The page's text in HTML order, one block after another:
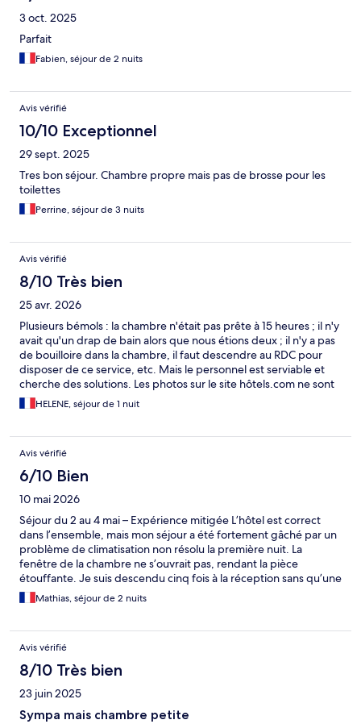
3 oct. 2025
Parfait
Fabien, séjour de 2 nuits
Avis vérifié
10/10 Exceptionnel
29 sept. 2025
Tres bon séjour. Chambre propre mais pas de brosse pour les
toilettes
Perrine, séjour de 3 nuits
Avis vérifié
8/10 Très bien
25 avr. 2026
Plusieurs bémols : la chambre n'était pas prête à 15 heures ; il n'y
avait qu'un drap de bain alors que nous étions deux ; il n'y a pas
de bouilloire dans la chambre, il faut descendre au RDC pour
disposer de ce service, etc. Mais le personnel est serviable et
cherche des solutions. Les photos sur le site hôtels.com ne sont
pas conformes à la réalité : la plupart des chambres n'ont
aucune vue sur l'extérieur, juste une sorte de cour intérieure très
choc en arrivant. Hôtel moderne high tech y compris pour
l'éclairage de la chambre et de la salle de bain qui sont difficiles
à dissocier... Climatisation réglable ; les fenêtres sont fixes, pas
d'ouverture possible. Les réfractaires aux technologies doivent
s'abstenir, les claustrophobes aussi.
HELENE, séjour de 1 nuit
Avis vérifié
6/10 Bien
10 mai 2026
Séjour du 2 au 4 mai – Expérience mitigée L’hôtel est correct
dans l’ensemble, mais mon séjour a été fortement gâché par un
problème de climatisation non résolu la première nuit. La
fenêtre de la chambre ne s’ouvrait pas, rendant la pièce
étouffante. Je suis descendu cinq fois à la réception sans qu’une
vraie solution ne soit apportée un ventilateur m’a été remis au
bout de deux heures. Ce qui m’a le plus marqué, c’est l’absence
démarches. Le lendemain, aucun suivi n’avait été effectué en
interne j’ai dû moi-même vérifier si le problème avait été réglé.
Un changement de chambre ne m’a été proposé qu’à la
dernière nuit, après que je sois encore une fois allé constater la
panne. Un simple geste ou des excuses auraient suffi à changer
mon ressenti.
Mathias, séjour de 2 nuits
Avis vérifié
8/10 Très bien
23 juin 2025
Sympa mais chambre petite